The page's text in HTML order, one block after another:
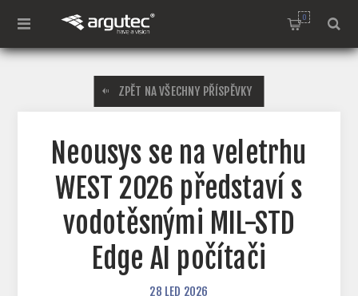
0
ZPĚT NA VŠECHNY PŘÍSPĚVKY
Neousys se na veletrhu
WEST 2026 představí s
vodotěsnými MIL-STD
Edge AI počítači
28 LED 2026